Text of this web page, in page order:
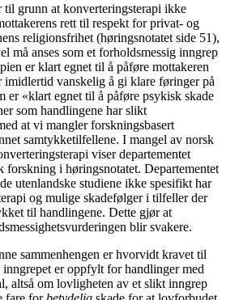
til grunn at konverteringsterapi ikke
rett til respekt for privat- og
religionsfrihet (høringsnotatet side 51),
må anses som et forholdsmessig inngrep
er klart egnet til å påføre mottakeren
imidlertid vanskelig å gi klare føringer på
er «klart egnet til å påføre psykisk skade
som handlingene har slikt
at vi mangler forskningsbasert
samtykketilfellene. I mangel av norsk
viser departementet
forskning i høringsnotatet. Departementet
utenlandske studiene ikke spesifikt har
og mulige skadefølger i tilfeller der
til handlingene. Dette gjør at
blir svakere.
sammenhengen er hvorvidt kravet til
er oppfylt for handlinger med
altså om lovligheten av et slikt inngrep